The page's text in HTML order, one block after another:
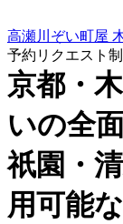
高瀬川ぞい町屋
予約リクエスト制
京都・
いの全
祇園・
用可能